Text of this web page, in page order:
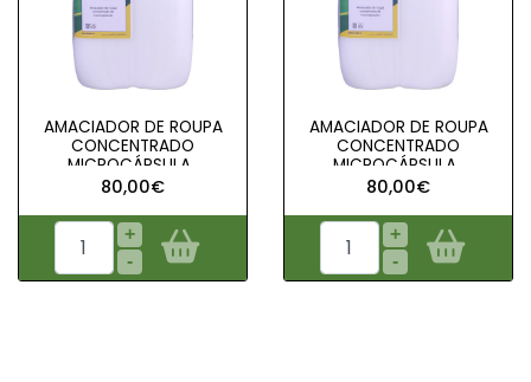
AMACIADOR DE ROUPA
CONCENTRADO
MICROCÁPSULA..
80,00€
+
-
AMACIADOR DE ROUPA
CONCENTRADO
MICROCÁPSULA..
80,00€
+
-